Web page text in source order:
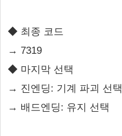
◆ 최종 코드
→ 7319
◆ 마지막 선택
→ 진엔딩: 기계 파괴 선택
→ 배드엔딩: 유지 선택